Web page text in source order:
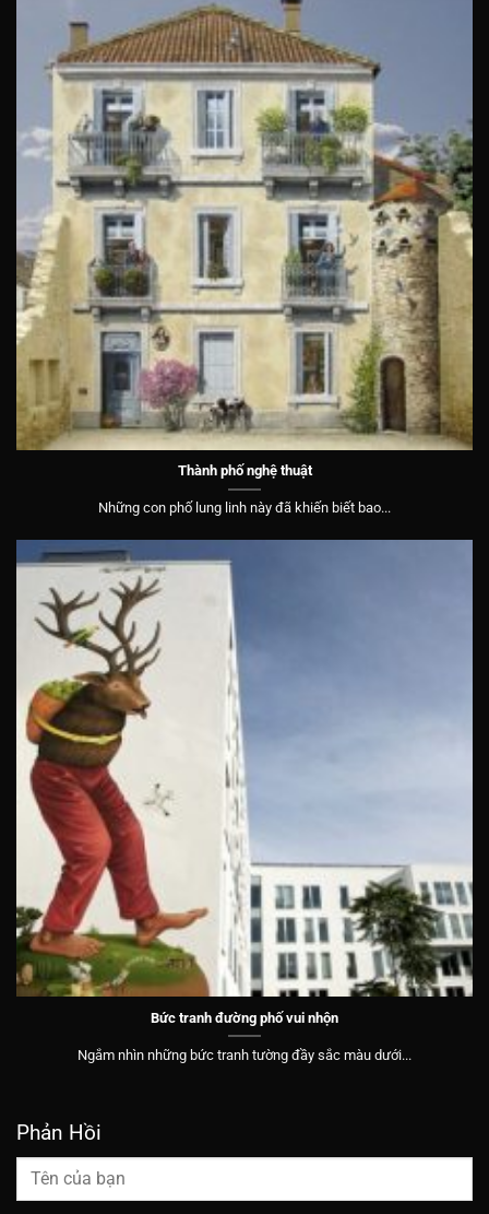
Thành phố nghệ thuật
Những con phố lung linh này đã khiến biết bao...
Bức tranh đường phố vui nhộn
Ngắm nhìn những bức tranh tường đầy sắc màu dưới...
Phản Hồi